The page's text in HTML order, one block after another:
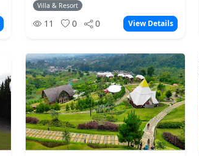
Villa & Resort
11 0 0 View Details